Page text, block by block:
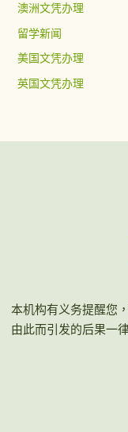
澳洲文凭办理
留学新闻
美国文凭办理
英国文凭办理
本机构有义务提醒您
由此而引发的后果一